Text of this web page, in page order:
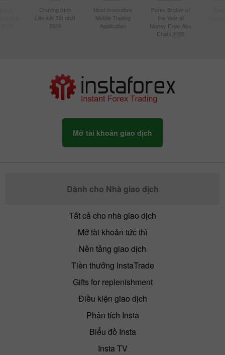
Chương trình
Liên kết Tốt nhất
2020
Most Innovative
Mobile Trading
Application
Forex Broker of
the Year at
Money Expo Abu
Dhabi 2025
Mở tài khoản giao dịch
Dành cho Nhà giao dịch
Tất cả cho nhà giao dịch
Mở tài khoản tức thì
Nền tảng giao dịch
Tiền thưởng InstaTrade
Gifts for replenishment
Điều kiện giao dịch
Phân tích Insta
Biểu đồ Insta
Insta TV